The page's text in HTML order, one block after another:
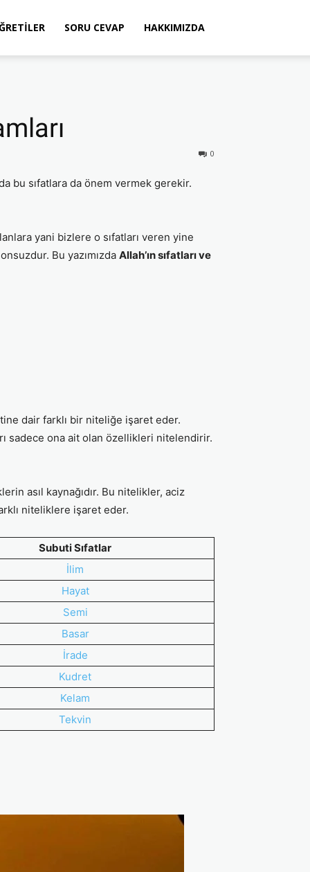
SORU CEVAP HAKKIMIZDA
0
bu sıfatlara da önem vermek gerekir.
yani bizlere o sıfatları veren yine
Bu yazımızda Allah’ın sıfatları ve
dair farklı bir niteliğe işaret eder.
sadece ona ait olan özellikleri nitelendirir.
asıl kaynağıdır. Bu nitelikler, aciz
niteliklere işaret eder.
Subuti Sıfatlar
İlim
Hayat
Semi
Basar
İrade
Kudret
Kelam
Tekvin